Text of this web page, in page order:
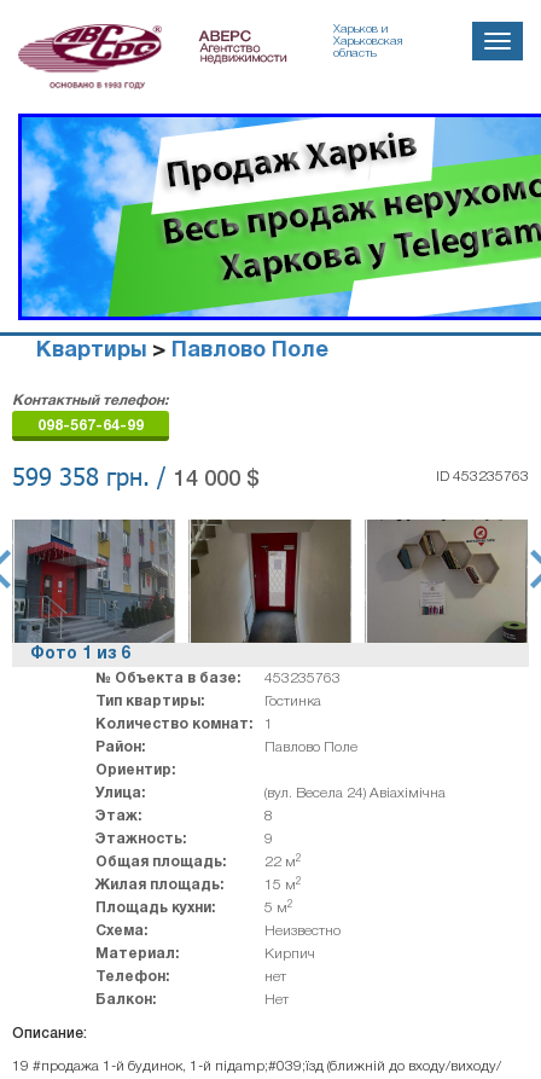
Харьков и
Харьковская
область
Toggle
Квартиры > Павлово Поле
недвижимости
"Аверс"
Контактный телефон:
098-567-64-99
599 358 грн. / 14 000 $ ID 453235763
Фото 1 из 6
№ Объекта в базе:
453235763
Тип квартиры:
Гостинка
Количество комнат:
1
Район:
Павлово Поле
Ориентир:
Улица:
(вул. Весела 24) Авіахімічна
Этаж:
8
Этажность:
9
Общая площадь:
22 м2
Жилая площадь: 15 м2
Площадь кухни: 5 м2
Схема:
Неизвестно
Материал:
Кирпич
Телефон:
нет
Балкон:
Нет
Описание:
19 #продажа 1-й будинок, 1-й підamp;#039;їзд (ближній до входу/виходу/